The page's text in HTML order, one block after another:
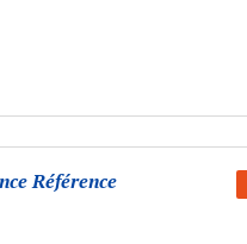
Référence